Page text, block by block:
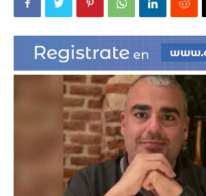
Ultima
Hora
|